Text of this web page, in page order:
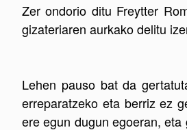
Zer ondorio ditu Freytter
gizateriaren aurkako delitu
Lehen pauso bat da
erreparatzeko eta berriz ez
ere egun dugun egoeran, eta